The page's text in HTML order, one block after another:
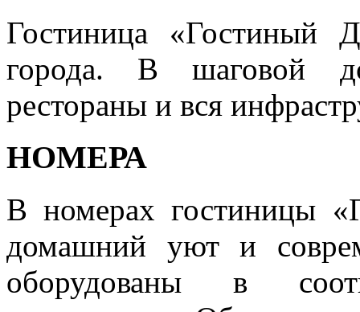
Гостиница «Гостиный
города. В шаговой
рестораны и вся
НОМЕРА
В номерах гостиницы
домашний уют и
оборудованы в